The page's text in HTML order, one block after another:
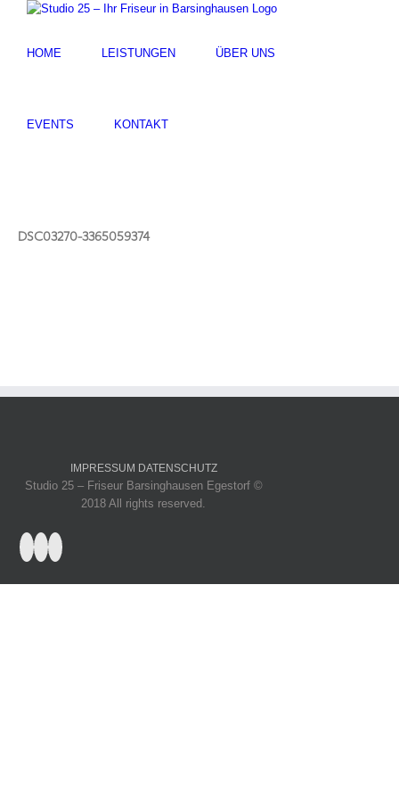
HOME LEISTUNGEN ÜBER UNS
EVENTS KONTAKT
DSC03270-3365059374
IMPRESSUM DATENSCHUTZ
Studio 25 – Friseur Barsinghausen Egestorf ©
2018 All rights reserved.